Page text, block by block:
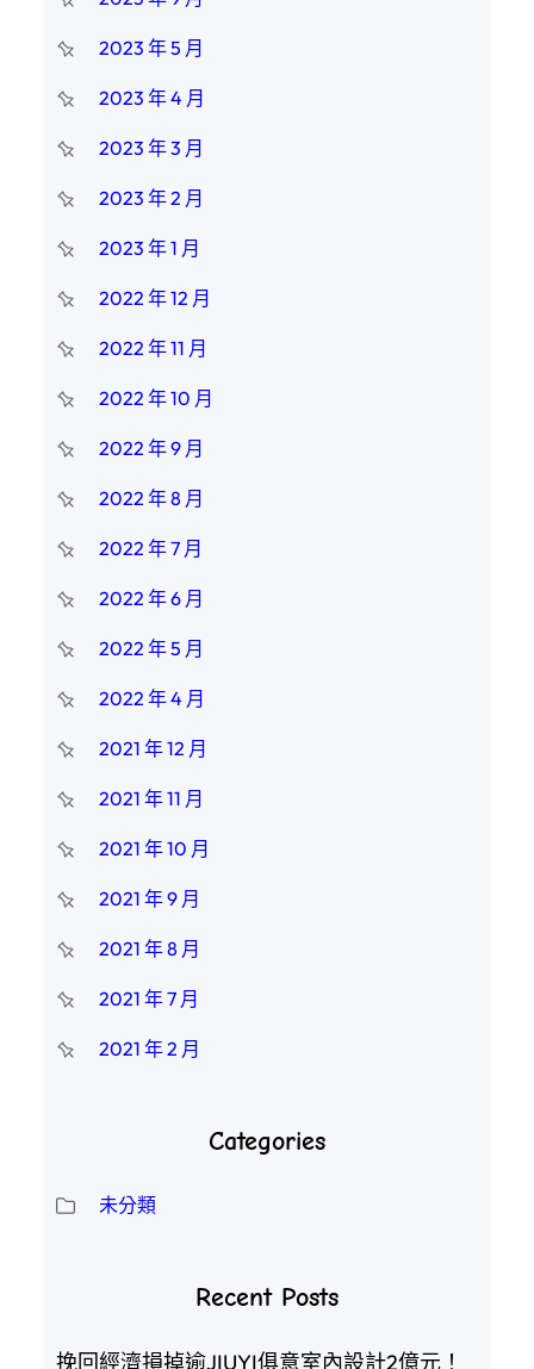
2023 年 5 月
2023 年 4 月
2023 年 3 月
2023 年 2 月
2023 年 1 月
2022 年 12 月
2022 年 11 月
2022 年 10 月
2022 年 9 月
2022 年 8 月
2022 年 7 月
2022 年 6 月
2022 年 5 月
2022 年 4 月
2021 年 12 月
2021 年 11 月
2021 年 10 月
2021 年 9 月
2021 年 8 月
2021 年 7 月
2021 年 2 月
Categories
未分類
Recent Posts
挽回經濟損掉逾JIUYI俱意室內設計2億元！